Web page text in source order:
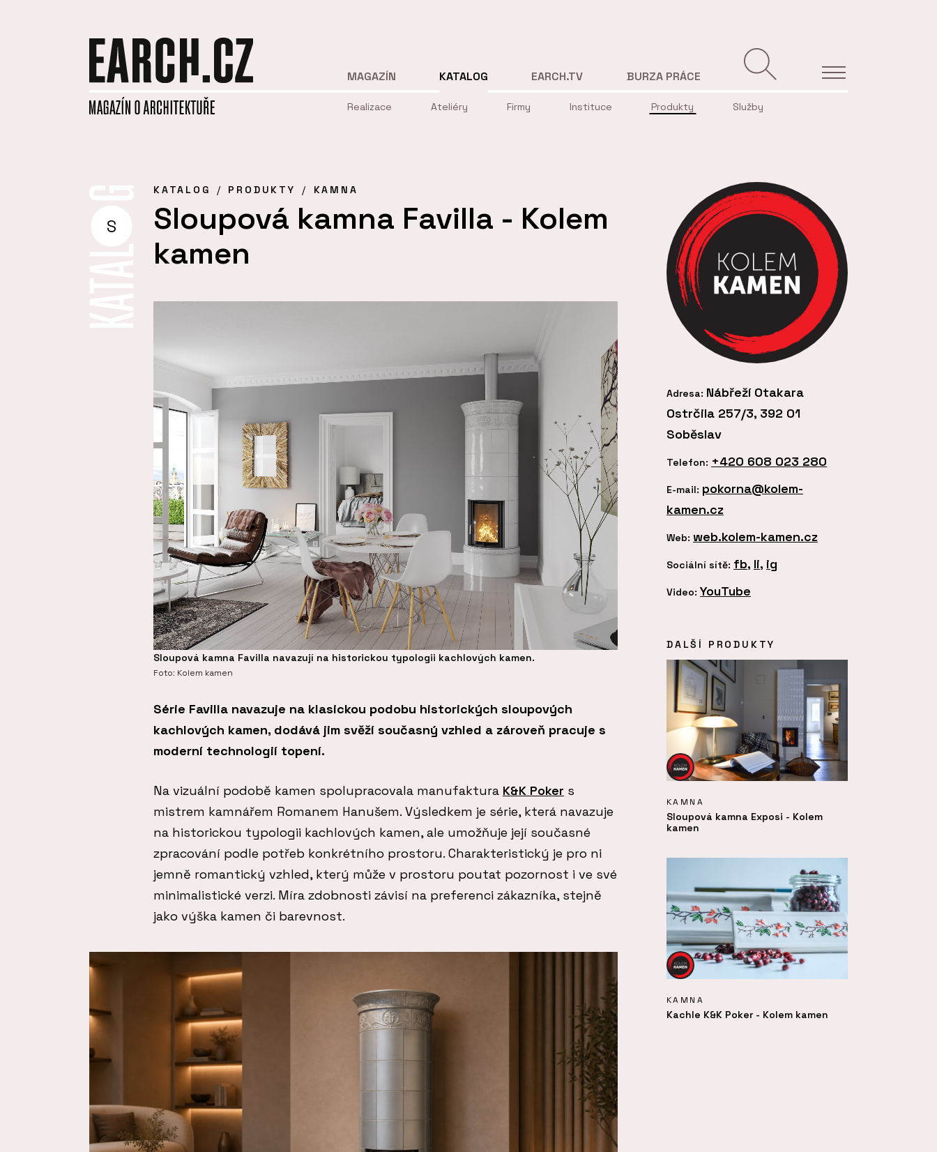
MAGAZÍN KATALOG
Realizace Ateliéry Firmy Instituce Produkty Služby
EARCH.TV BURZA PRÁCE
S
KATALOG PRODUKTY KAMNA
Sloupová kamna Favilla - Kolem
kamen
Sloupová kamna Favilla navazují na historickou typologii kachlových kamen.
Foto: Kolem kamen
Série Favilla navazuje na klasickou podobu historických sloupových
kachlových kamen, dodává jim svěží současný vzhled a zároveň pracuje s
moderní technologií topení.
Na vizuální podobě kamen spolupracovala manufaktura K&K Poker s
mistrem kamnářem Romanem Hanušem. Výsledkem je série, která navazuje
na historickou typologii kachlových kamen, ale umožňuje její současné
zpracování podle potřeb konkrétního prostoru. Charakteristický je pro ni
jemně romantický vzhled, který může v prostoru poutat pozornost i ve své
minimalistické verzi. Míra zdobnosti závisí na preferenci zákazníka, stejně
jako výška kamen či barevnost.
Adresa: Nábřeží Otakara
Ostrčila 257/3, 392 01
Soběslav
Telefon: +420 608 023 280
E-mail: pokorna@kolem-
kamen.cz
Web: web.kolem-kamen.cz
Sociální sítě: fb, li, ig
Video:YouTube
DALŠÍ PRODUKTY
KAMNA
Sloupová kamna Exposi - Kolem
kamen
KAMNA
Kachle K&K Poker - Kolem kamen